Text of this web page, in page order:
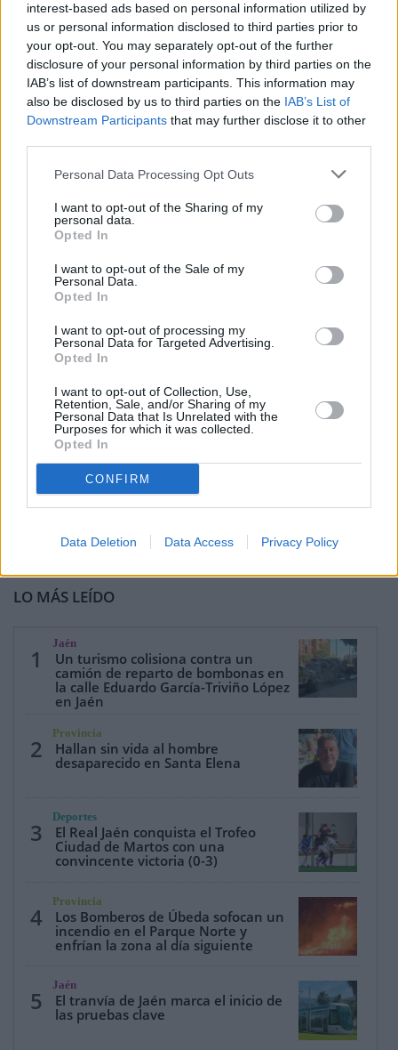
interest-based ads based on personal information utilized by
us or personal information disclosed to third parties prior to
your opt-out. You may separately opt-out of the further
disclosure of your personal information by third parties on the
IAB’s list of downstream participants. This information may
also be disclosed by us to third parties on the IAB’s List of
Downstream Participants that may further disclose it to other
Personal Data Processing Opt Outs
I want to opt-out of the Sharing of my
personal data.
Opted In
I want to opt-out of the Sale of my
Personal Data.
Opted In
I want to opt-out of processing my
Personal Data for Targeted Advertising.
Opted In
I want to opt-out of Collection, Use,
Retention, Sale, and/or Sharing of my
Personal Data that Is Unrelated with the
Purposes for which it was collected.
Opted In
CONFIRM
Data Deletion Data Access Privacy Policy
LO MÁS LEÍDO
1
Jaén
Un turismo colisiona contra un
camión de reparto de bombonas en
la calle Eduardo García-Triviño López
en Jaén
2
Provincia
Hallan sin vida al hombre
desaparecido en Santa Elena
3
Deportes
El Real Jaén conquista el Trofeo
Ciudad de Martos con una
convincente victoria (0-3)
4
Provincia
Los Bomberos de Úbeda sofocan un
incendio en el Parque Norte y
enfrían la zona al día siguiente
5
Jaén
El tranvía de Jaén marca el inicio de
las pruebas clave